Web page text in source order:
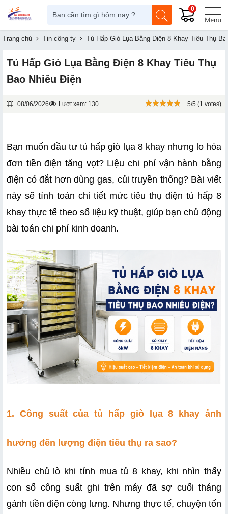
0
Trang chủ Tin công ty Tủ Hấp Giò Lụa Bằng Điện 8 Khay Tiêu Thụ
Tủ Hấp Giò Lụa Bằng Điện 8 Khay Tiêu Thụ
Bao Nhiêu Điện
08/06/2026 Lượt xem: 130 5/5 (1 votes)
Bạn muốn đầu tư tủ hấp giò lụa 8 khay nhưng lo hóa
đơn tiền điện tăng vọt? Liệu chi phí vận hành bằng
điện có đắt hơn dùng gas, củi truyền thống? Bài viết
này sẽ tính toán chi tiết mức tiêu thụ điện tủ hấp 8
khay thực tế theo số liệu kỹ thuật, giúp bạn chủ động
bài toán chi phí kinh doanh.
1. Công suất của tủ hấp giò lụa 8 khay ảnh
hưởng đến lượng điện tiêu thụ ra sao?
Nhiều chủ lò khi tính mua tủ 8 khay, khi nhìn thấy
con số công suất ghi trên máy đã sợ cuối tháng
gánh tiền điện còng lưng. Nhưng thực tế, chuyện tốn